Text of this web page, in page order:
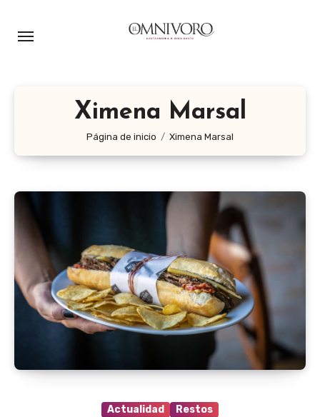
Ximena Marsal
Página de inicio Ximena Marsal
Actualidad Restos